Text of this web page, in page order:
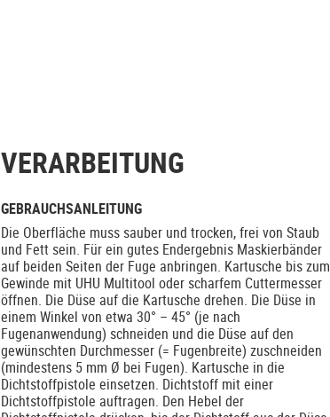
VERARBEITUNG
GEBRAUCHSANLEITUNG
Die Oberfläche muss sauber und trocken, frei von Staub
und Fett sein. Für ein gutes Endergebnis Maskierbänder
auf beiden Seiten der Fuge anbringen. Kartusche bis zum
Gewinde mit UHU Multitool oder scharfem Cuttermesser
öffnen. Die Düse auf die Kartusche drehen. Die Düse in
einem Winkel von etwa 30° – 45° (je nach
Fugenanwendung) schneiden und die Düse auf den
gewünschten Durchmesser (= Fugenbreite) zuschneiden
(mindestens 5 mm Ø bei Fugen). Kartusche in die
Dichtstoffpistole einsetzen. Dichtstoff mit einer
Dichtstoffpistole auftragen. Den Hebel der